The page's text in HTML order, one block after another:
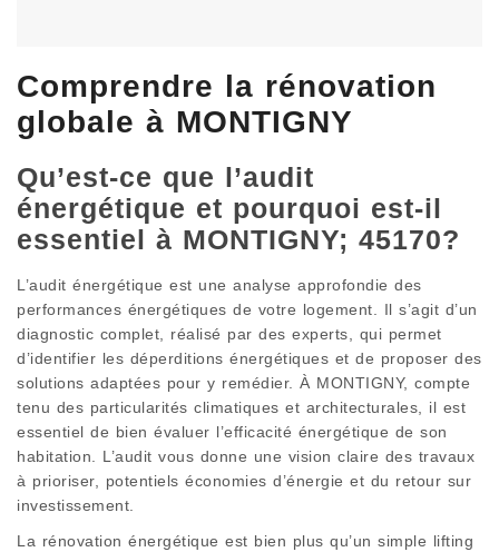
Comprendre la rénovation
globale à MONTIGNY
Qu’est-ce que l’audit
énergétique et pourquoi est-il
essentiel à MONTIGNY; 45170?
L’audit énergétique est une analyse approfondie des
performances énergétiques de votre logement. Il s’agit d’un
diagnostic complet, réalisé par des experts, qui permet
d’identifier les déperditions énergétiques et de proposer des
solutions adaptées pour y remédier. À MONTIGNY, compte
tenu des particularités climatiques et architecturales, il est
essentiel de bien évaluer l’efficacité énergétique de son
habitation. L’audit vous donne une vision claire des travaux
à prioriser, potentiels économies d’énergie et du retour sur
investissement.
La rénovation énergétique est bien plus qu’un simple lifting